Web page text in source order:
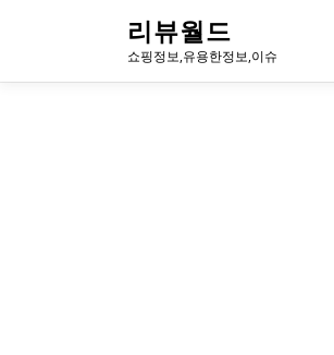
로
리뷰월드
쇼핑정보,유용한정보,이슈